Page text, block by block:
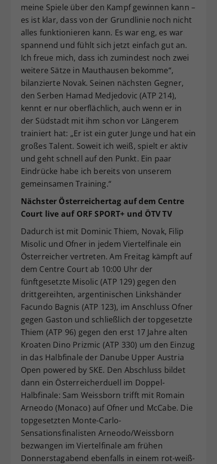
meine Spiele über den Kampf gewinnen kann –
es ist klar, dass von der Grundlinie noch nicht
alles funktionieren kann. Es war eng, es war
spannend und fühlt sich jetzt einfach gut an.
Ich freue mich, dass ich zumindest noch zwei
weitere Sätze in Mauthausen bekomme“,
bilanzierte Novak. Seinen nächsten Gegner,
den Serben Hamad Medjedovic (ATP 214),
kennt er nur oberflächlich, auch wenn er in
der Südstadt mit ihm schon vor Längerem
trainiert hat: „Er ist ein guter Junge und hat ein
großes Talent. Soweit ich weiß, spielt er aktiv
und geht schnell auf den Punkt. Ein paar
Eindrücke habe ich bereits von unserem
gemeinsamen Training.“
Nächster Österreichertag auf dem Centre
Court live auf ORF SPORT+ und ÖTV TV
Dadurch ist mit Dominic Thiem, Novak, Filip
Misolic und Ofner in jedem Viertelfinale ein
Österreicher vertreten. Am Freitag kämpft auf
dem Centre Court ab 10:00 Uhr der
fünftgesetzte Misolic (ATP 129) gegen den
drittgereihten, argentinischen Linkshänder
Facundo Bagnis (ATP 123), im Anschluss Ofner
gegen Gaston und schließlich der topgesetzte
Thiem (ATP 96) gegen den erst 17 Jahre alten
Kroaten Dino Prizmic (ATP 330) um den Einzug
in das Halbfinale der Danube Upper Austria
Open powered by SKE. Den Abschluss bildet
dann ein Österreicherduell im Doppel-
Halbfinale: Sam Weissborn trifft mit Romain
Arneodo (Monaco) auf Ofner und McCabe. Die
topgesetzten Monte-Carlo-
Sensationsfinalisten Arneodo/Weissborn
bezwangen im Viertelfinale am frühen
Donnerstagabend ebenfalls in einem rot-weiß-